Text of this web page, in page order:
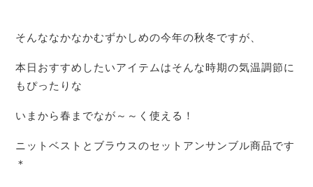
そんななかなかむずかしめの今年の秋冬ですが、
本日おすすめしたいアイテムはそんな時期の気温調節に
もぴったりな
いまから春までなが～～く使える！
ニットベストとブラウスのセットアンサンブル商品です
＊